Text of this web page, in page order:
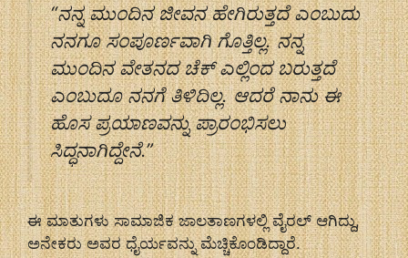
“ನನ್ನ ಮುಂದಿನ ಜೀವನ ಹೇಗಿರುತ್ತದೆ ಎಂಬುದು
ನನಗೂ ಸಂಪೂರ್ಣವಾಗಿ ಗೊತ್ತಿಲ್ಲ. ನನ್ನ
ಮುಂದಿನ ವೇತನದ ಚೆಕ್ ಎಲ್ಲಿಂದ ಬರುತ್ತದೆ
ಎಂಬುದೂ ನನಗೆ ತಿಳಿದಿಲ್ಲ. ಆದರೆ ನಾನು ಈ
ಹೊಸ ಪ್ರಯಾಣವನ್ನು ಪ್ರಾರಂಭಿಸಲು
ಸಿದ್ಧನಾಗಿದ್ದೇನೆ.”
ಈ ಮಾತುಗಳು ಸಾಮಾಜಿಕ ಜಾಲತಾಣಗಳಲ್ಲಿ ವೈರಲ್ ಆಗಿದ್ದು,
ಅನೇಕರು ಅವರ ಧೈರ್ಯವನ್ನು ಮೆಚ್ಚಿಕೊಂಡಿದ್ದಾರೆ.